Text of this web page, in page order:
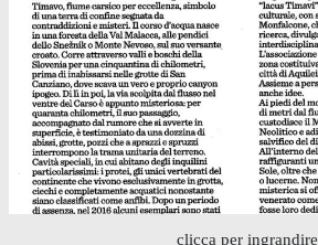
clicca per ingrandire